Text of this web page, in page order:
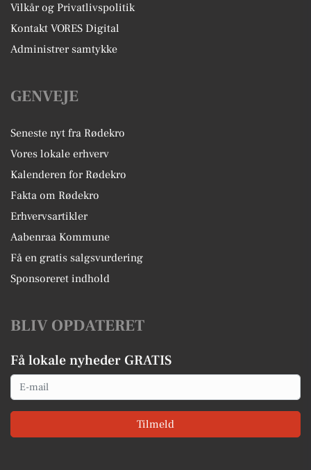
Vilkår og Privatlivspolitik
Kontakt VORES Digital
Administrer samtykke
GENVEJE
Seneste nyt fra Rødekro
Vores lokale erhverv
Kalenderen for Rødekro
Fakta om Rødekro
Erhvervsartikler
Aabenraa Kommune
Få en gratis salgsvurdering
Sponsoreret indhold
BLIV OPDATERET
Få lokale nyheder GRATIS
Email
Tilmeld